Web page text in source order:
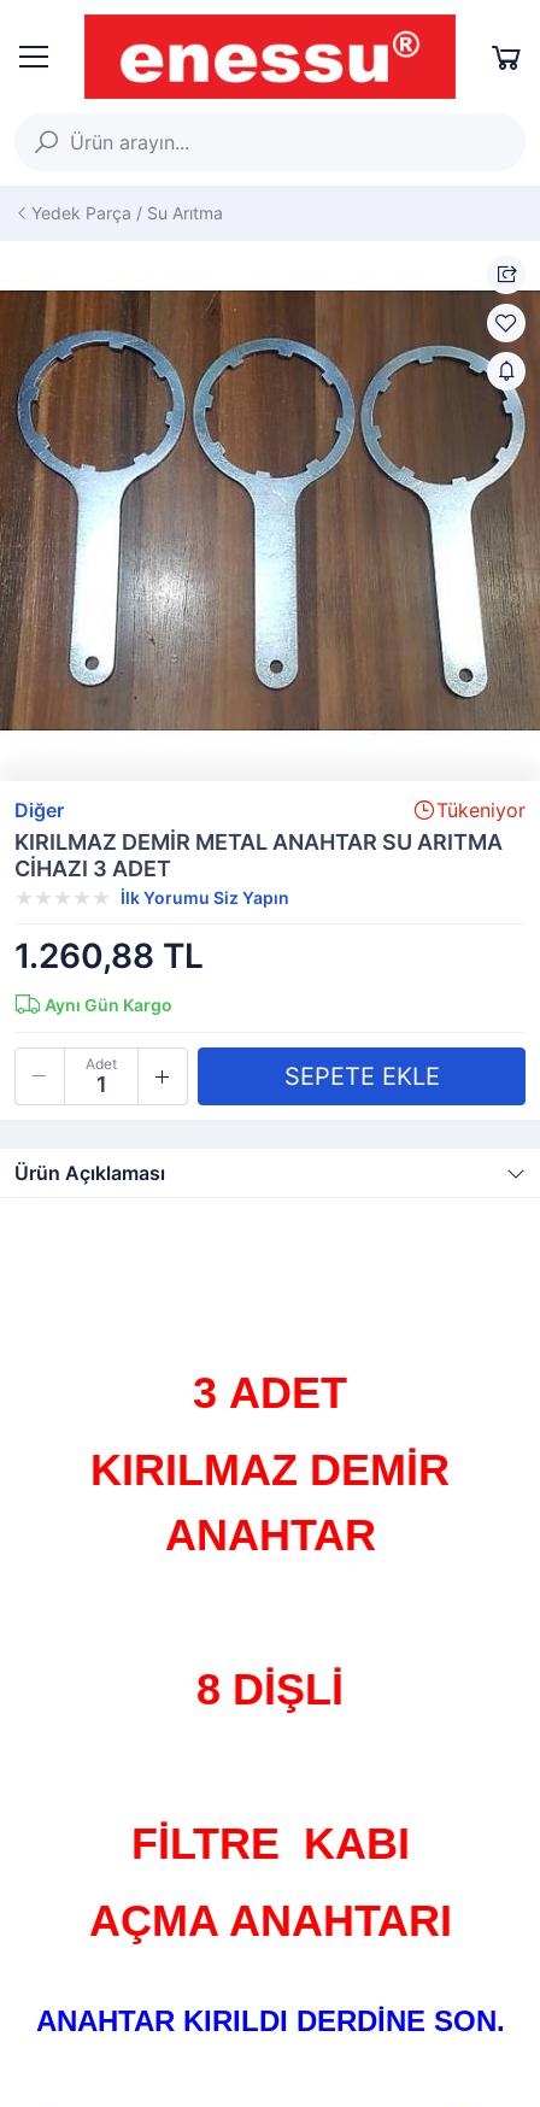
Yedek Parça / Su Arıtma
Diğer Tükeniyor
KIRILMAZ DEMİR METAL ANAHTAR SU ARITMA
CİHAZI 3 ADET
İlk Yorumu Siz Yapın
1.260,88 TL
Aynı Gün Kargo
Adet
Ürün Açıklaması
3 ADET
KIRILMAZ DEMİR
ANAHTAR
8 DİŞLİ
FİLTRE KABI
AÇMA ANAHTARI
ANAHTAR KIRILDI DERDİNE SON.